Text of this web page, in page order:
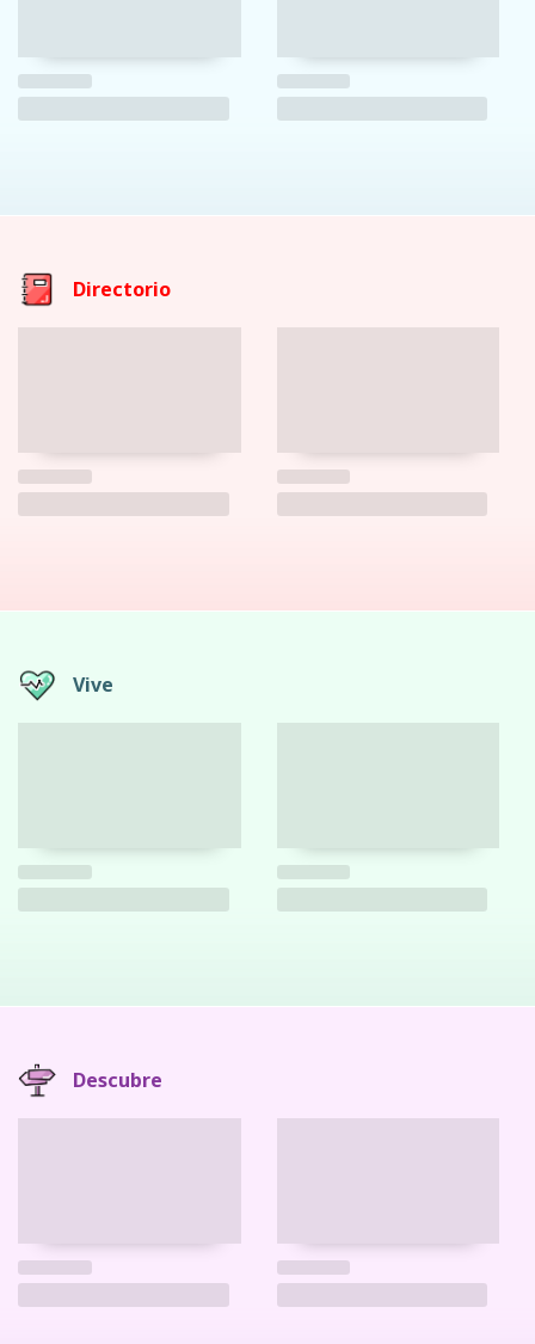
Directorio
Vive
Descubre